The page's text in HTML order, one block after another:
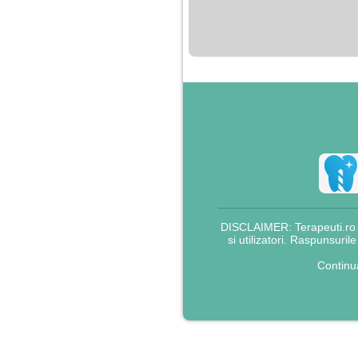
pentru bani.
DISCLAIMER:
si utilizatori.